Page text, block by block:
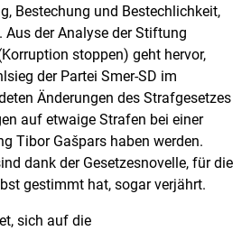
Bestechung und Bestechlichkeit,
der Analyse der Stiftung
stoppen) geht hervor,
der Partei Smer-SD im
Änderungen des Strafgesetzes
auf etwaige Strafen bei einer
Tibor Gašpars haben werden.
dank der Gesetzesnovelle, für die
gestimmt hat, sogar verjährt.
sich auf die